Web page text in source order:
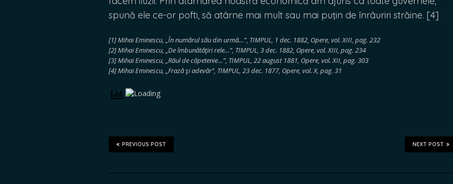
spună ele ce-or pofti, să atârne mai mult sau mai puţin de înrâuriri străine. [4]
[1] Mihai Eminescu, „În numărul său din urmă…”, TIMPUL, 1 dec. 1882, Opere, vol. XIII, pag. 232
[2] Mihai Eminescu, „De îmbunătăţiri rele…”, TIMPUL, 3 dec. 1882, Opere, vol. XIII, pag. 234
[3] Mihai Eminescu, „Răul de căpetenie…”, TIMPUL, 22 august 1881, Opere, vol. XII, pag. 303
[4] Mihai Eminescu, „Frază şi adevăr”, TIMPUL, 23 dec. 1877, Opere, vol. X, pag. 31
NEXT POST
PREVIOUS POST